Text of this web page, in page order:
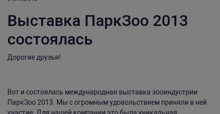
Выставка ПаркЗоо 2013
состоялась
Дорогие друзья!
Вот и состоялась международная выставка зооиндустрии
ПаркЗоо 2013. Мы с огромным удовольствием приняли в ней